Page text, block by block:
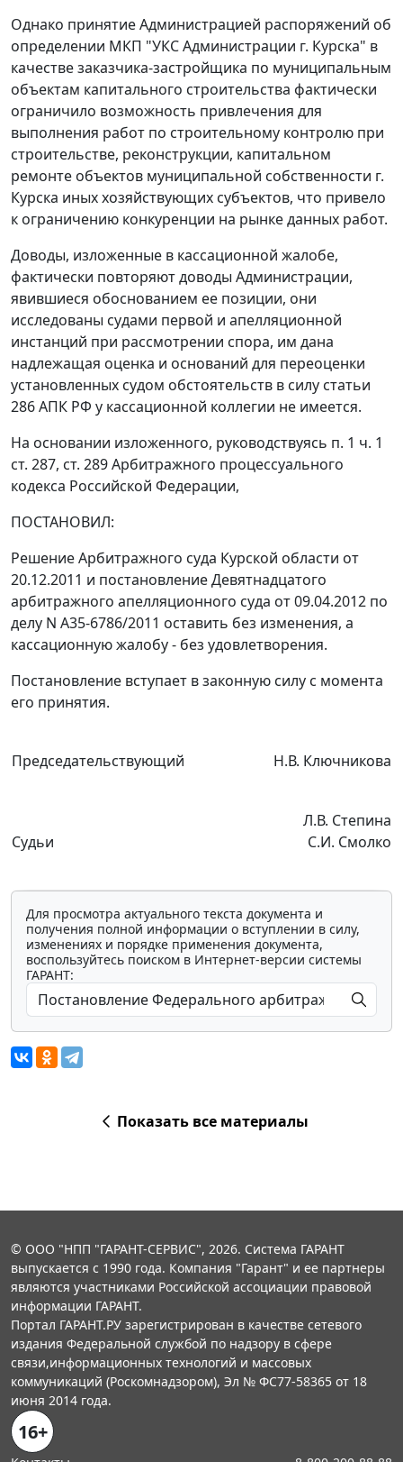
Однако принятие Администрацией распоряжений об
определении МКП "УКС Администрации г. Курска" в
качестве заказчика-застройщика по муниципальным
объектам капитального строительства фактически
ограничило возможность привлечения для
выполнения работ по строительному контролю при
строительстве, реконструкции, капитальном
ремонте объектов муниципальной собственности г.
Курска иных хозяйствующих субъектов, что привело
к ограничению конкуренции на рынке данных работ.
Доводы, изложенные в кассационной жалобе,
фактически повторяют доводы Администрации,
явившиеся обоснованием ее позиции, они
исследованы судами первой и апелляционной
инстанций при рассмотрении спора, им дана
надлежащая оценка и оснований для переоценки
установленных судом обстоятельств в силу статьи
286АПК РФ у кассационной коллегии не имеется.
На основании изложенного, руководствуясь п. 1 ч. 1
ст. 287, ст. 289Арбитражного процессуального
кодекса Российской Федерации,
ПОСТАНОВИЛ:
Решение Арбитражного суда Курской области от
20.12.2011 и постановлениеДевятнадцатого
арбитражного апелляционного суда от 09.04.2012 по
делу N А35-6786/2011 оставить без изменения, а
кассационную жалобу - без удовлетворения.
Постановление вступает в законную силу с момента
его принятия.
Председательствующий Н.В. Ключникова
Судьи
Л.В. Степина
С.И. Смолко
Для просмотра актуального текста документа и
получения полной информации о вступлении в силу,
изменениях и порядке применения документа,
воспользуйтесь поиском в Интернет-версии системы
ГАРАНТ:
Показать все материалы
© ООО "НПП "ГАРАНТ-СЕРВИС", 2026. Система ГАРАНТ
выпускается с 1990 года. Компания "Гарант" и ее партнеры
являются участниками Российской ассоциации правовой
информации ГАРАНТ.
Портал ГАРАНТ.РУ зарегистрирован в качестве сетевого
издания Федеральной службой по надзору в сфере
связи,информационных технологий и массовых
коммуникаций (Роскомнадзором), Эл № ФС77-58365 от 18
июня 2014 года.
16+